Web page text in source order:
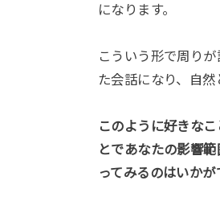
になります。
こういう形で周り
た会話になり、自然
このように好きな
とであなたの影響
ってみるのはいかが